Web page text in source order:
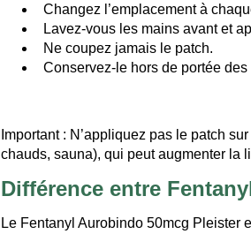
Changez l’emplacement à
Lavez-vous les mains avant et
Ne coupez jamais le patch.
Conservez-le hors de portée des
Important : N’appliquez pas le patch
chauds, sauna), qui peut augmenter la
Différence entre
Le Fentanyl Aurobindo 50mcg Pleister